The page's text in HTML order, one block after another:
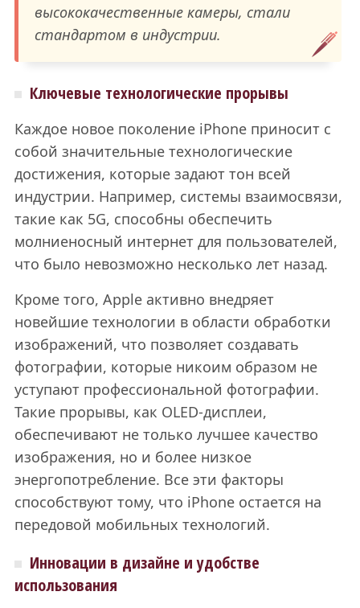
высококачественные камеры, стали
стандартом в индустрии.
Ключевые технологические прорывы
Каждое новое поколение iPhone приносит с
собой значительные технологические
достижения, которые задают тон всей
индустрии. Например, системы взаимосвязи,
такие как 5G, способны обеспечить
молниеносный интернет для пользователей,
что было невозможно несколько лет назад.
Кроме того, Apple активно внедряет
новейшие технологии в области обработки
изображений, что позволяет создавать
фотографии, которые никоим образом не
уступают профессиональной фотографии.
Такие прорывы, как OLED-дисплеи,
обеспечивают не только лучшее качество
изображения, но и более низкое
энергопотребление. Все эти факторы
способствуют тому, что iPhone остается на
передовой мобильных технологий.
Инновации в дизайне и удобстве
использования